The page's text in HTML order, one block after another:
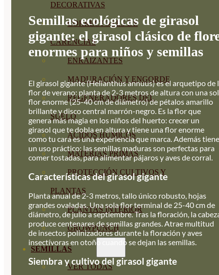
DECORATIVAS
CORRECTORES DE
CARENCIAS
ENRAIZANTES
MADURACIÓN Y ENGORDE
REGENERADORES DEL
SUELO
ÁCIDOS HÚMICOS
MATERIAS PRIMAS
PROTECCIÓN CULTIVOS Y
PLANTAS
PLANTAS INTERIOR
GROWPUNCH
SEMILLAS
VER TODAS
Semillas ecológicas de girasol
gigante: el girasol clásico de
enormes para niños y semillas
El girasol gigante (Helianthus annuus) es el arquetipo de
flor de verano: planta de 2-3 metros de altura con una
flor enorme (25-40 cm de diámetro) de pétalos amarillo
brillante y disco central marrón-negro. Es la flor que
genera más magia en los niños del huerto: crecer un
girasol que te dobla en altura y tiene una flor enorme
como tu cara es una experiencia que marca. Además tiene
un uso práctico: las semillas maduras son perfectas para
comer tostadas, para alimentar pájaros y aves de corral.
Características del girasol gigante
Planta anual de 2-3 metros, tallo único robusto, hojas
grandes ovaladas. Una sola flor terminal de 25-40 cm de
diámetro, de julio a septiembre. Tras la floración, la
produce centenares de semillas grandes. Atrae multitud
de insectos polinizadores durante la floración y aves
insectívoras en otoño cuando se dejan las semillas.
Siembra y cultivo del girasol gigante